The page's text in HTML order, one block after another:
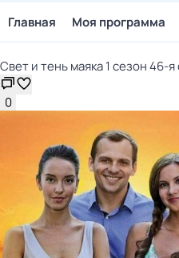
Главная Моя программа
Свет и тень маяка 1 сезон 46-я
0